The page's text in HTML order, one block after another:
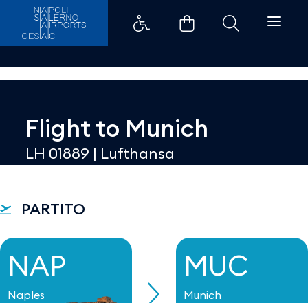
Dettaglio - Aeroporti di Napoli
Flight to Munich
LH 01889 | Lufthansa
PARTITO
NAP
Naples
MUC
Munich